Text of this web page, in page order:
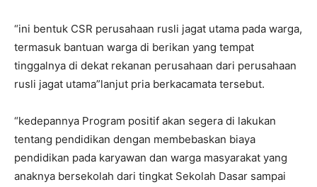
“ini bentuk CSR perusahaan rusli jagat utama pada warga,
termasuk bantuan warga di berikan yang tempat
tinggalnya di dekat rekanan perusahaan dari perusahaan
rusli jagat utama”lanjut pria berkacamata tersebut.
“kedepannya Program positif akan segera di lakukan
tentang pendidikan dengan membebaskan biaya
pendidikan pada karyawan dan warga masyarakat yang
anaknya bersekolah dari tingkat Sekolah Dasar sampai